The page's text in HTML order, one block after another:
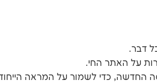
דבר.
על האתר החי.
החדשה, כדי לשמור על המראה